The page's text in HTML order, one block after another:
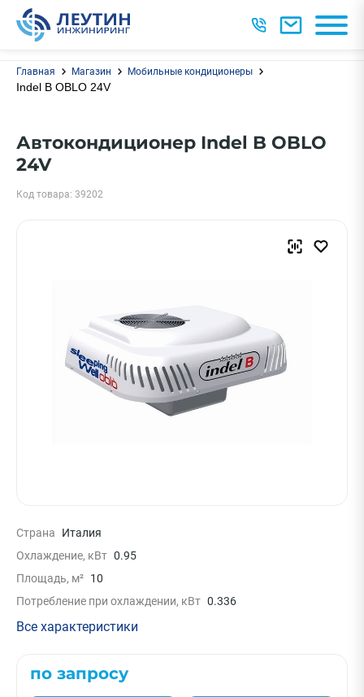
Главная Магазин Мобильные кондиционеры
Indel B OBLO 24V
Автокондиционер Indel B OBLO
24V
Код товара: 39202
Страна
Италия
Охлаждение, кВт 0.95
Площадь, м² 10
Потребление при охлаждении, кВт 0.336
Все характеристики
по запросу